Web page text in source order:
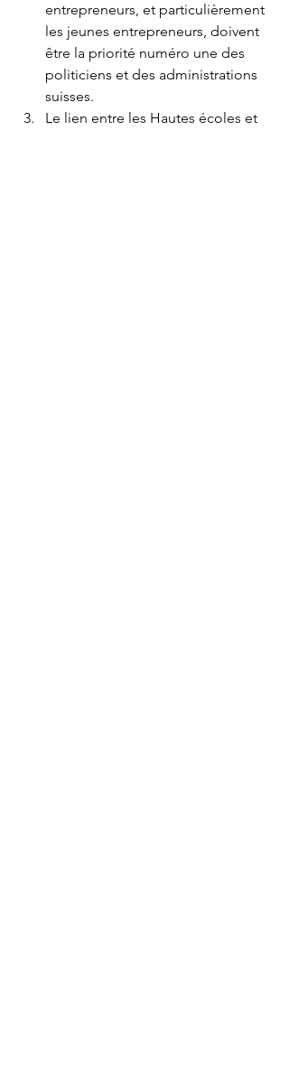
entrepreneurs, et particulièrement
les jeunes entrepreneurs, doivent
être la priorité numéro une des
politiciens et des administrations
suisses.
Le lien entre les Hautes écoles et